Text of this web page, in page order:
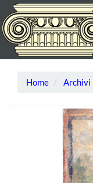
Navigazione
principale
Contenuto
principale
Barra
Home Archivi